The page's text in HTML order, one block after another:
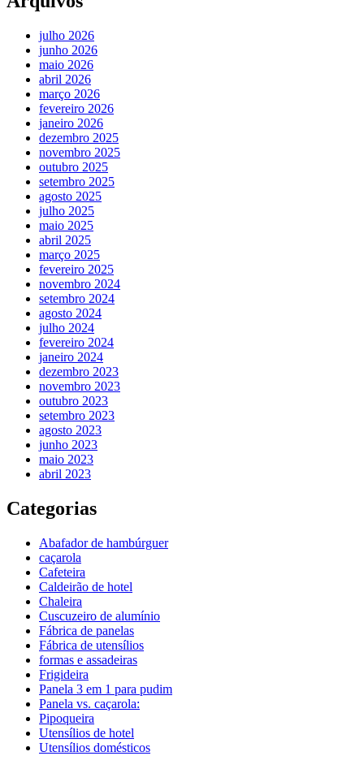
julho 2026
junho 2026
maio 2026
abril 2026
março 2026
fevereiro 2026
janeiro 2026
dezembro 2025
novembro 2025
outubro 2025
setembro 2025
agosto 2025
julho 2025
maio 2025
abril 2025
março 2025
fevereiro 2025
novembro 2024
setembro 2024
agosto 2024
julho 2024
fevereiro 2024
janeiro 2024
dezembro 2023
novembro 2023
outubro 2023
setembro 2023
agosto 2023
junho 2023
maio 2023
abril 2023
Categorias
Abafador de hambúrguer
caçarola
Cafeteira
Caldeirão de hotel
Chaleira
Cuscuzeiro de alumínio
Fábrica de panelas
Fábrica de utensílios
formas e assadeiras
Frigideira
Panela 3 em 1 para pudim
Panela vs. caçarola:
Pipoqueira
Utensílios de hotel
Utensílios domésticos